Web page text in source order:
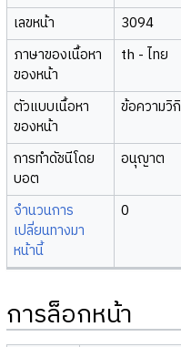
เลขหน้า
3094
ภาษาของเนื้อหา
ของหน้า
th - ไทย
ตัวแบบเนื้อหา
ของหน้า
ข้อความวิกิ
การทำดัชนีโดย
บอต
อนุญาต
จำนวนการ
เปลี่ยนทางมา
หน้านี้
0
การล็อกหน้า